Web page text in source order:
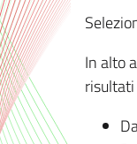
In alto